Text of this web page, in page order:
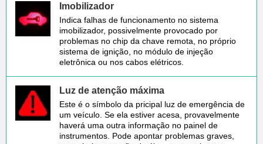
Imobilizador
Indica falhas de funcionamento no sistema
imobilizador, possivelmente provocado por
problemas no chip da chave remota, no próprio
sistema de ignição, no módulo de injeção
eletrônica ou nos cabos elétricos.
Luz de atenção máxima
Este é o símbolo da pricipal luz de emergência de
um veículo. Se ela estiver acesa, provavelmente
haverá uma outra informação no painel de
instrumentos. Pode apontar problemas graves,